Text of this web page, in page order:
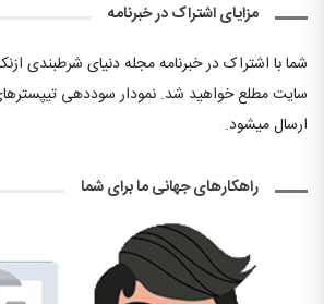
مزایای اشتراک در خبرنامه
شما با اشتراک در خبرنامه مجله دنیای شرطبندی
سایت مطلع خواهید شد. نمودار سوددهی
ارسال میشود.
راهکارهای جهانی ما برای شما